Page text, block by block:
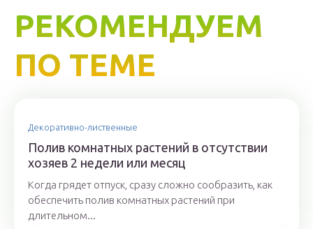
РЕКОМЕНДУЕМ
ПО ТЕМЕ
Декоративно-лиственные
Полив комнатных растений в отсутствии
хозяев 2 недели или месяц
Когда грядет отпуск, сразу сложно сообразить, как
обеспечить полив комнатных растений при
длительном...